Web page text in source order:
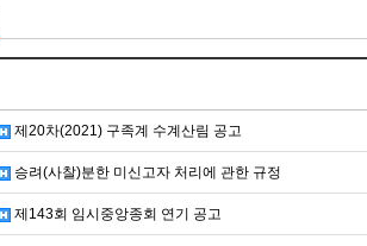
제20차(2021) 구족계 수계산림 공고
승려(사찰)분한 미신고자 처리에 관한 규정
제143회 임시중앙종회 연기 공고